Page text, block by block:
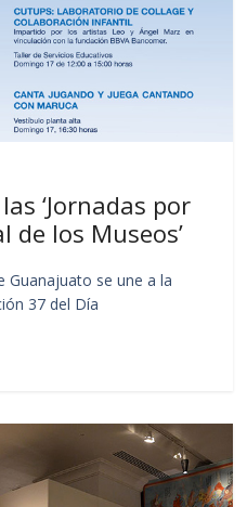
‘Jornadas por
de los Museos’
Guanajuato se une a la
37 del Día